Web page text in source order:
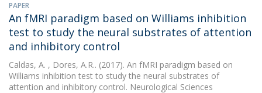
PAPER
An fMRI paradigm based on Williams inhibition
test to study the neural substrates of attention
and inhibitory control
Caldas, A. , Dores, A.R.. (2017). An fMRI paradigm based on
Williams inhibition test to study the neural substrates of
attention and inhibitory control. Neurological Sciences